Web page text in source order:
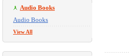
Audio Books
Audio Books
View All